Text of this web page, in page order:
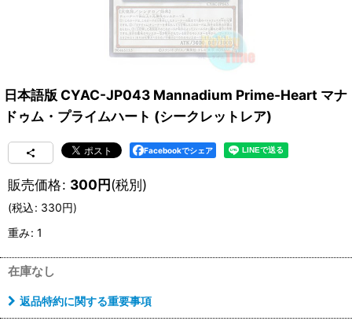
日本語版 CYAC-JP043 Mannadium Prime-Heart マナ
ドゥム・プライムハート (シークレットレア)
Facebookでシェア
販売価格: 300円(税別)
(税込: 330円)
重み: 1
在庫なし
返品特約に関する重要事項